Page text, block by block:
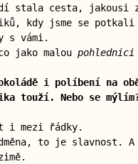
stala cesta, jakousi
kdy jsme se potkali
s vámi.
jako malou pohlednici
i políbení na
touží. Nebo se
i mezi řádky.
to je slavnost. A